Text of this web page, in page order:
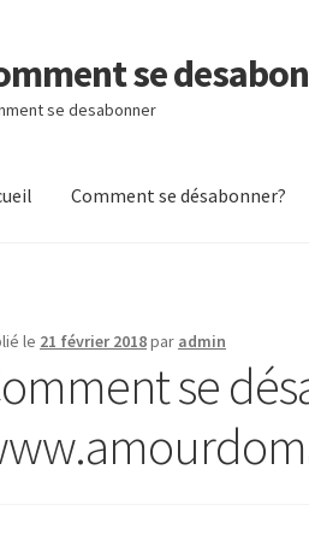
se
se desabonner
Comment se désabonner?
le 21 février 2018par admin
se